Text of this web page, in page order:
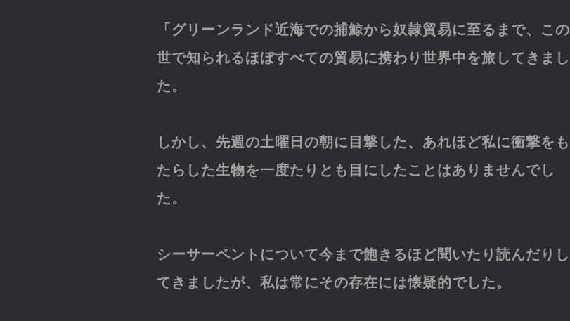
「グリーンランド近海での捕鯨から奴隷貿易に至るまで、この
世で知られるほぼすべての貿易に携わり世界中を旅してきまし
た。
しかし、先週の土曜日の朝に目撃した、あれほど私に衝撃をも
たらした生物を一度たりとも目にしたことはありませんでし
た。
シーサーペントについて今まで飽きるほど聞いたり読んだりし
てきましたが、私は常にその存在には懐疑的でした。